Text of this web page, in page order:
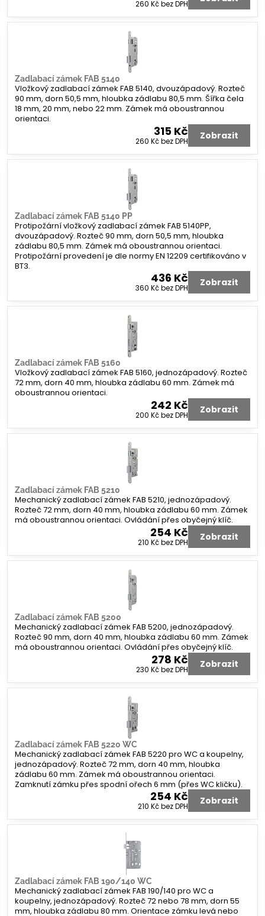
260 Kčbez DPH
Zadlabací zámek FAB 5140
Vložkový zadlabací zámek FAB 5140, dvouzápadový. Rozteč
90 mm, dorn 50,5 mm, hloubka zádlabu 80,5 mm. Šířka čela
18 mm, 20 mm, nebo 22 mm. Zámek má oboustrannou
orientaci.
315 Kč
260 Kčbez DPH Zobrazit
Zadlabací zámek FAB 5140 PP
Protipožární vložkový zadlabací zámek FAB 5140PP,
dvouzápadový. Rozteč 90 mm, dorn 50,5 mm, hloubka
zádlabu 80,5 mm. Zámek má oboustrannou orientaci.
Protipožární provedení je dle normy EN 12209 certifikováno v
BT3.
436 Kč
360 Kčbez DPH Zobrazit
Zadlabací zámek FAB 5160
Vložkový zadlabací zámek FAB 5160, jednozápadový. Rozteč
72 mm, dorn 40 mm, hloubka zádlabu 60 mm. Zámek má
oboustrannou orientaci.
242 Kč
200 Kčbez DPH Zobrazit
Zadlabací zámek FAB 5210
Mechanický zadlabací zámek FAB 5210, jednozápadový.
Rozteč 72 mm, dorn 40 mm, hloubka zádlabu 60 mm. Zámek
má oboustrannou orientaci. Ovládání přes obyčejný klíč.
254 Kč
210 Kčbez DPH Zobrazit
Zadlabací zámek FAB 5200
Mechanický zadlabací zámek FAB 5200, jednozápadový.
Rozteč 90 mm, dorn 40 mm, hloubka zádlabu 60 mm. Zámek
má oboustrannou orientaci. Ovládání přes obyčejný klíč.
278 Kč
230 Kčbez DPH Zobrazit
Zadlabací zámek FAB 5220 WC
Mechanický zadlabací zámek FAB 5220 pro WC a koupelny,
jednozápadový. Rozteč 72 mm, dorn 40 mm, hloubka
zádlabu 60 mm. Zámek má oboustrannou orientaci.
Zamknutí zámku přes spodní ořech 6 mm (přes WC kličku).
254 Kč
210 Kčbez DPH Zobrazit
Zadlabací zámek FAB 190/140 WC
Mechanický zadlabací zámek FAB 190/140 pro WC a
koupelny, jednozápadový. Rozteč 72 nebo 78 mm, dorn 55
mm, hloubka zádlabu 80 mm. Orientace zámku levá nebo